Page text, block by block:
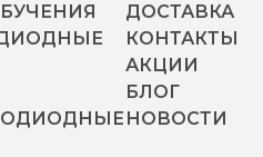
ДОСТАВКА
КОНТАКТЫ
АКЦИИ
БЛОГ
НОВОСТИ